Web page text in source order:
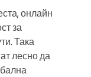
онлайн
за
Така
лесно да